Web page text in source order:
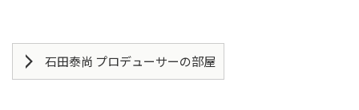
石田泰尚 プロデューサーの部屋